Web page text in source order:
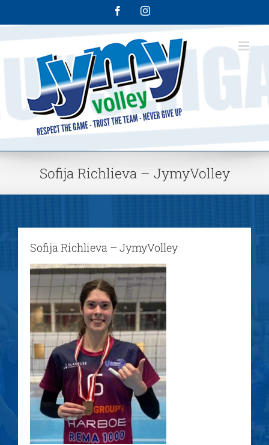
FacebookInstagram
Sofija Richlieva – JymyVolley
Sofija Richlieva – JymyVolley